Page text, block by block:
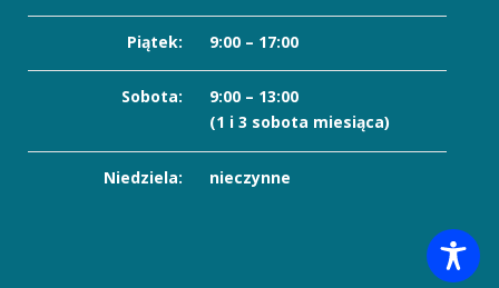
Piątek: 9:00 – 17:00
Sobota:
9:00 – 13:00
(1 i 3 sobota miesiąca)
Niedziela: nieczynne